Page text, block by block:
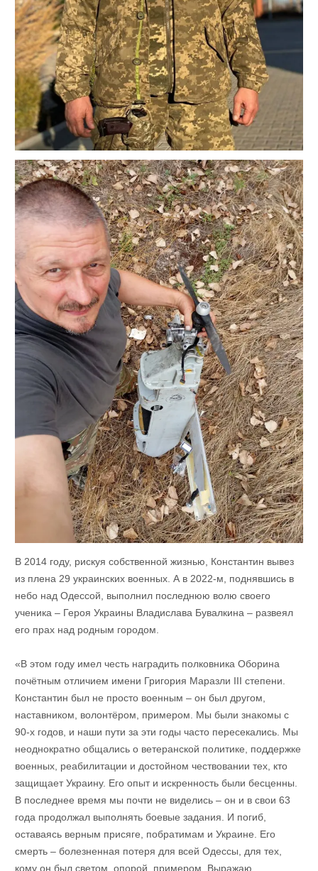
В 2014 году, рискуя собственной жизнью, Константин вывез
из плена 29 украинских военных. А в 2022-м, поднявшись в
небо над Одессой, выполнил последнюю волю своего
ученика – Героя Украины Владислава Бувалкина – развеял
его прах над родным городом.
«В этом году имел честь наградить полковника Оборина
почётным отличием имени Григория Маразли III степени.
Константин был не просто военным – он был другом,
наставником, волонтёром, примером. Мы были знакомы с
90-х годов, и наши пути за эти годы часто пересекались. Мы
неоднократно общались о ветеранской политике, поддержке
военных, реабилитации и достойном чествовании тех, кто
защищает Украину. Его опыт и искренность были бесценны.
В последнее время мы почти не виделись – он и в свои 63
года продолжал выполнять боевые задания. И погиб,
оставаясь верным присяге, побратимам и Украине. Его
смерть – болезненная потеря для всей Одессы, для тех,
кому он был светом, опорой, примером. Выражаю